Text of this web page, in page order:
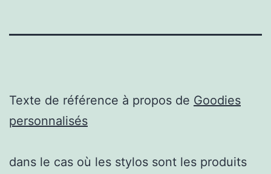
Texte de référence à propos de Goodies
personnalisés
dans le cas où les stylos sont les produits